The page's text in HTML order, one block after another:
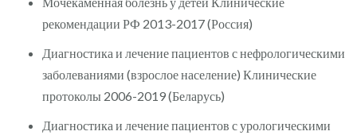
рекомендации РФ 2013-2017 (Россия)
Диагностика и лечение пациентов с нефрологическими
заболеваниями (взрослое население) Клинические
протоколы 2006-2019 (Беларусь)
Диагностика и лечение пациентов с урологическими